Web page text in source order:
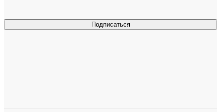
Подписаться